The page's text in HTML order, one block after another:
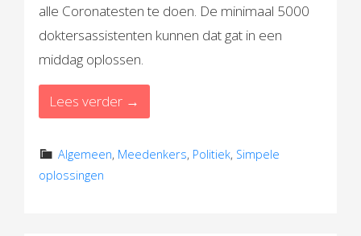
alle Coronatesten te doen. De minimaal 5000
doktersassistenten kunnen dat gat in een
middag oplossen.
Lees verder →
Algemeen, Meedenkers, Politiek, Simpele
oplossingen